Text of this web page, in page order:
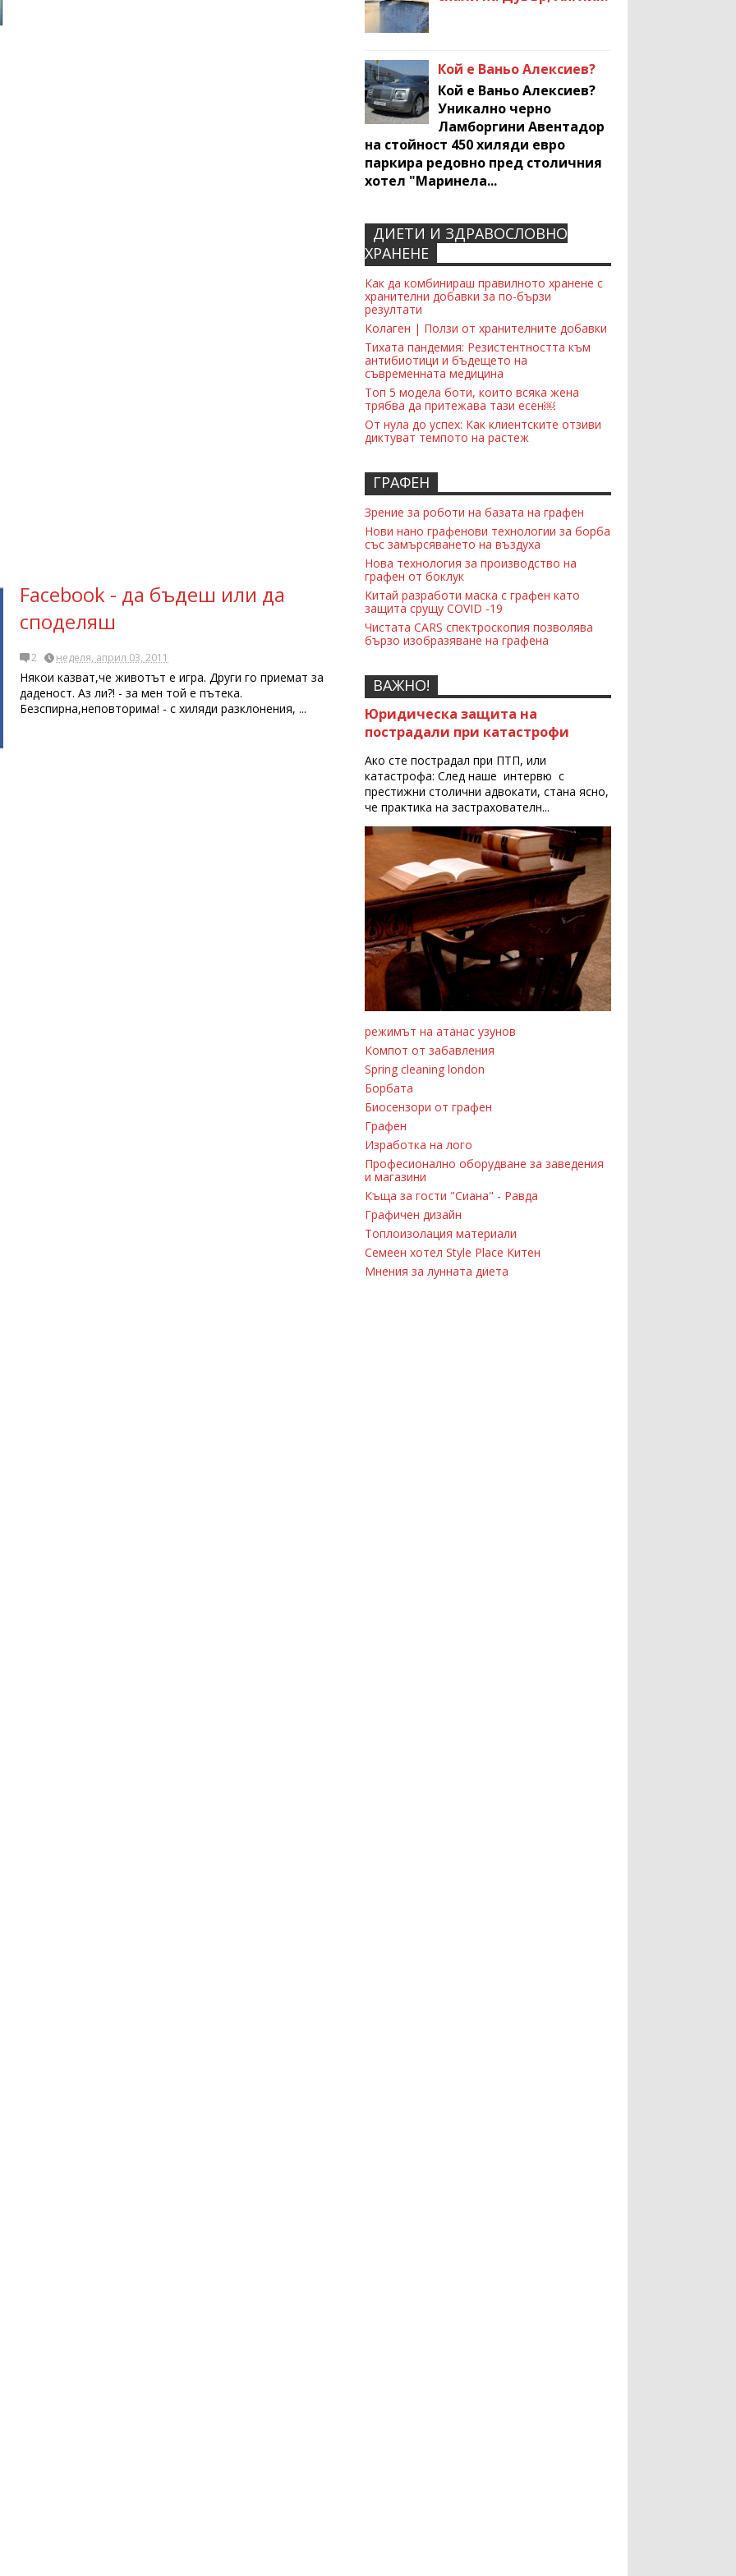
Facebook - да бъдеш или да
споделяш
2 неделя, април 03, 2011
Някои казват,че животът е игра. Други го приемат за
даденост. Аз ли?! - за мен той е пътека.
Безспирна,неповторима! - с хиляди разклонения, ...
Кой е Ваньо Алексиев?
Кой е Ваньо Алексиев?
Уникално черно
Ламборгини Авентадор
на стойност 450 хиляди евро
паркира редовно пред столичния
хотел "Маринела...
Recent Comments Widget
ДИЕТИ И ЗДРАВОСЛОВНО
ХРАНЕНЕ
Как да комбинираш правилното хранене с
хранителни добавки за по-бързи
резултати
Колаген | Ползи от хранителните добавки
Тихата пандемия: Резистентността към
антибиотици и бъдещето на
съвременната медицина
Топ 5 модела боти, които всяка жена
трябва да притежава тази есен￼
От нула до успех: Как клиентските отзиви
диктуват темпото на растеж
ГРАФЕН
Зрение за роботи на базата на графен
Нови нано графенови технологии за борба
със замърсяването на въздуха
Нова технология за производство на
графен от боклук
Китай разработи маска с графен като
защита срущу COVID -19
Чистата CARS спектроскопия позволява
бързо изобразяване на графена
ВАЖНО!
Юридическа защита на
пострадали при катастрофи
Ако сте пострадал при ПТП, или
катастрофа: След наше интервю с
престижни столични адвокати, стана ясно,
че практика на застрахователн...
режимът на атанас узунов
Компот от забавления
Spring cleaning london
Борбата
Биосензори от графен
Графен
Изработка на лого
Професионално оборудване за заведения
и магазини
Къща за гости "Сиана" - Равда
Графичен дизайн
Топлоизолация материали
Семеен хотел Style Place Китен
Мнения за лунната диета